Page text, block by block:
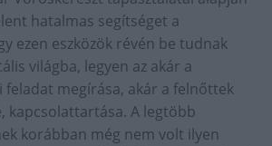
hatalmas segítséget a
ezen eszközök révén be tudnak
világba, legyen az akár a
feladat megírása, akár a felnőttek
kapcsolattartása. A legtöbb
korábban még nem volt ilyen